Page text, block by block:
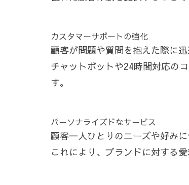
カスタマーサポートの強化
顧客が問題や質問を抱えた際に
チャットボットや24時間対応の
す。
パーソナライズドなサービス
顧客一人ひとりのニーズや好み
これにより、ブランドに対する